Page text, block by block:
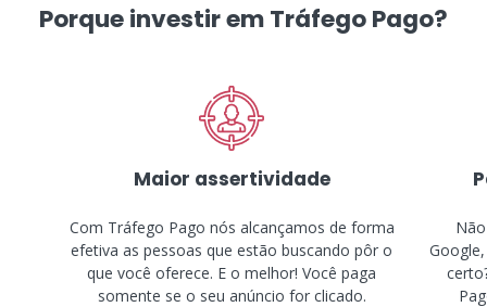
Porque investir em Tráfego Pago?
Maior assertividade
Com Tráfego Pago nós alcançamos de forma
efetiva as pessoas que estão buscando pôr o
que você oferece. E o melhor! Você paga
somente se o seu anúncio for clicado.